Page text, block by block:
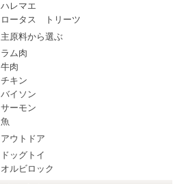
ハレマエ
ロータス トリーツ
主原料から選ぶ
ラム肉
牛肉
チキン
バイソン
サーモン
魚
アウトドア
ドッグトイ
オルビロック